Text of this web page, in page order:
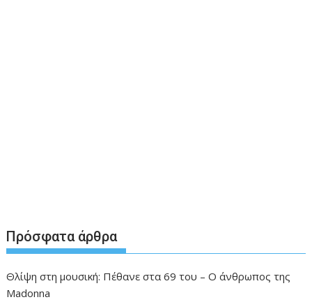
Πρόσφατα άρθρα
Θλίψη στη μουσική: Πέθανε στα 69 του – Ο άνθρωπος της
Madonna